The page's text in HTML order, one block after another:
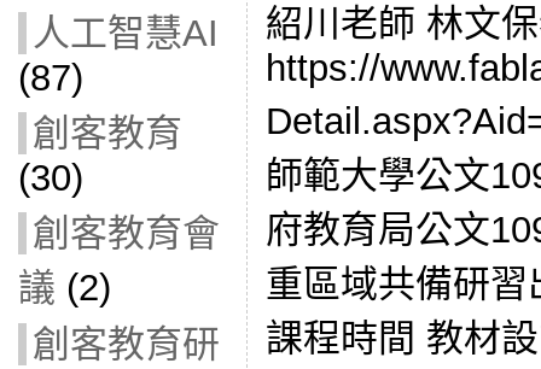
人工智慧AI
(87)
創客教育
(30)
創客教育會
議 (2)
創客教育研
紹川老師 林文
https://
師範大學公文
府教育局公文
重區域共備研
課程時間 教材